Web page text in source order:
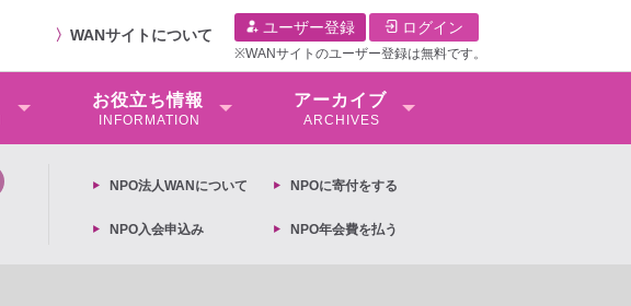
〉 WANサイトについて ユーザー登録 ログイン
※WANサイトのユーザー登録は無料です。
お役⽴ち情報
INFORMATION
アーカイブ
ARCHIVES
NPO法⼈WANについて NPOに寄付をする
NPO入会申込み NPO年会費を払う